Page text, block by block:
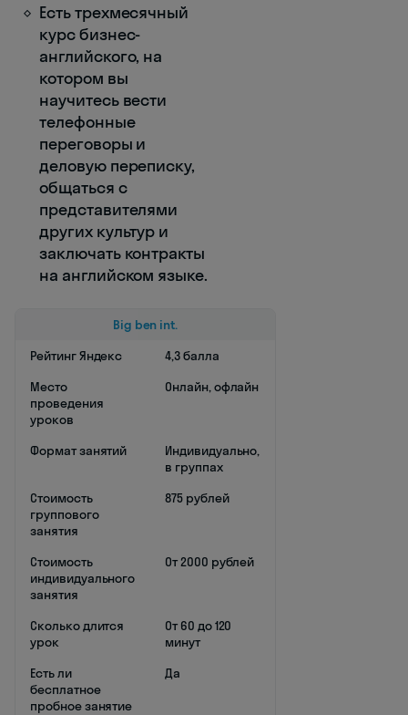
Есть трехмесячный
курс бизнес-
английского, на
котором вы
научитесь вести
телефонные
переговоры и
деловую переписку,
общаться с
представителями
других культур и
заключать контракты
на английском языке.
Big ben int.
Рейтинг Яндекс
4,3 балла
Место
проведения
уроков
Онлайн, офлайн
Формат занятий
Индивидуально,
в группах
Стоимость
группового
занятия
875 рублей
Стоимость
индивидуального
занятия
От 2000 рублей
Сколько длится
урок
От 60 до 120
минут
Есть ли
бесплатное
пробное занятие
Да